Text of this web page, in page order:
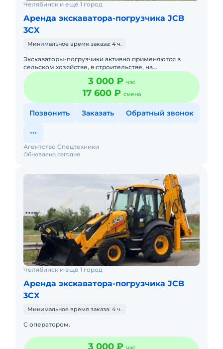
Челябинск и ещё 1 город
Аренда экскаватора-погрузчика JCB
3CX
Минимальное время заказа: 4 ч.
Экскаваторы-погрузчики активно применяются в
сельском хозяйстве, в строительстве, на
коммунальных предприятиях. Незаменимы они и в
горнодобывающей отрасли. Техн
3 000 ₽ час
17 600 ₽ смена
Позвонить Заказать Обратный звонок
Обновлено сегодня
Агентство Спецтехники
Челябинск и ещё 1 город
Аренда экскаватора-погрузчика JCB
3CX
Минимальное время заказа: 4 ч.
С оператором.
3 000 ₽ час